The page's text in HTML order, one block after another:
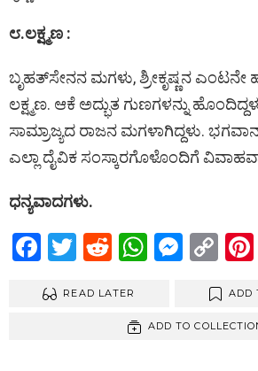
೮.ಲಕ್ಷ್ಮಣ :
ಬೃಹತ್‌ಸೇನನ ಮಗಳು, ಶ್ರೀಕೃಷ್ಣನ
ಲಕ್ಷ್ಮಣ. ಆಕೆ ಅದ್ಭುತ ಗುಣಗಳನ್ನು
ಸಾಮ್ರಾಜ್ಯದ ರಾಜನ ಮಗಳಾಗಿದ್ದಳು.
ಎಲ್ಲಾ ದೈವಿಕ ಸಂಸ್ಕಾರಗೊಳೊಂದಿಗೆ
ಧನ್ಯವಾದಗಳು.
F
ce
T
tt
R
d
di
W
s
M
se
n
C
py
Li
READ LATER ADD
ADD TO